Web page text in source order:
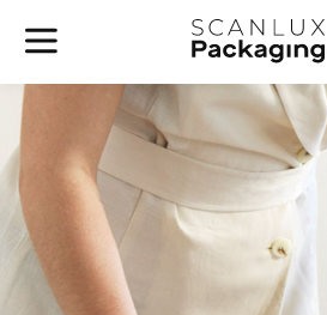
Forside Fortællingen om Scanlux Packaging
for eget design (MOQ)